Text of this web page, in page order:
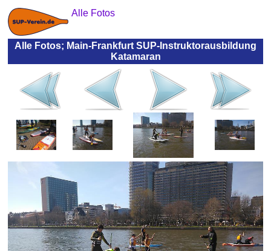
Alle Fotos
Alle Fotos; Main-Frankfurt SUP-Instruktorausbildung
Katamaran